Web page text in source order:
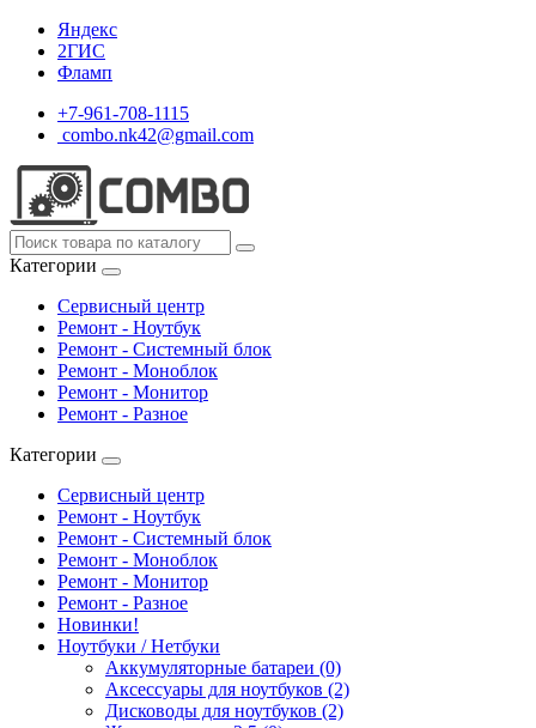
Яндекс
2ГИС
Фламп
+7-961-708-1115
combo.nk42@gmail.com
Категории
Сервисный центр
Ремонт - Ноутбук
Ремонт - Системный блок
Ремонт - Моноблок
Ремонт - Монитор
Ремонт - Разное
Категории
Сервисный центр
Ремонт - Ноутбук
Ремонт - Системный блок
Ремонт - Моноблок
Ремонт - Монитор
Ремонт - Разное
Новинки!
Ноутбуки / Нетбуки
Аккумуляторные батареи (0)
Аксессуары для ноутбуков (2)
Дисководы для ноутбуков (2)